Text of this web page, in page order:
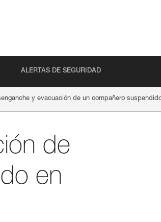
ALERTAS DE SEGURIDAD
y evacuación de un compañero
de
en